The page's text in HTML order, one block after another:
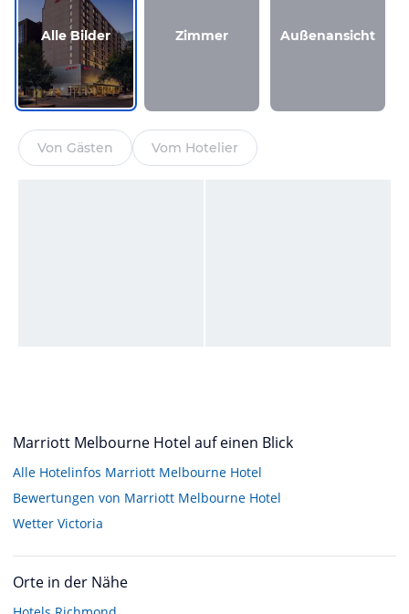
Alle Bilder Zimmer Außenansicht
Von Gästen Vom Hotelier
Marriott Melbourne Hotel auf einen Blick
Alle Hotelinfos Marriott Melbourne Hotel
Bewertungen von Marriott Melbourne Hotel
Wetter Victoria
Orte in der Nähe